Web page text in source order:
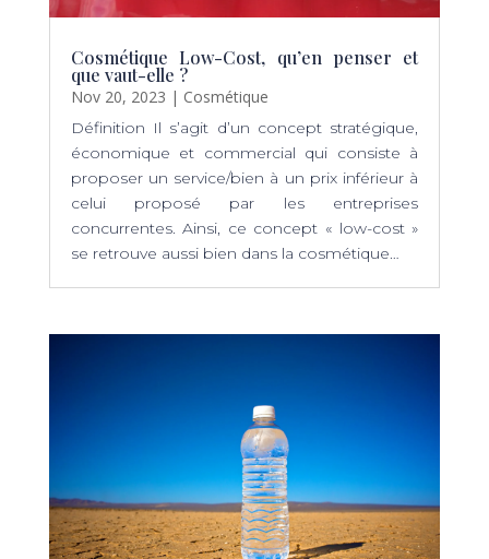
Cosmétique Low-Cost, qu’en penser et
que vaut-elle ?
Nov 20, 2023 | Cosmétique
Définition Il s’agit d’un concept stratégique,
économique et commercial qui consiste à
proposer un service/bien à un prix inférieur à
celui proposé par les entreprises
concurrentes. Ainsi, ce concept « low-cost »
se retrouve aussi bien dans la cosmétique…